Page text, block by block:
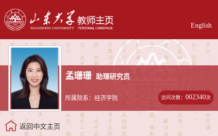
English
孟珊珊 助理研究员
所属院系：经济学院 访问次数：002340次
返回中文主页